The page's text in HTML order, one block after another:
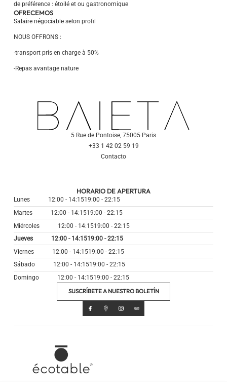
de préférence : étoilé et ou gastronomique
OFRECEMOS
Salaire négociable selon profil
NOUS OFFRONS :
-transport pris en charge à 50%
-Repas avantage nature
5 Rue de Pontoise, 75005 Paris
+33 1 42 02 59 19
Contacto
HORARIO DE APERTURA
Lunes 12:00 - 14:1519:00 - 22:15
Martes
12:00 - 14:1519:00 - 22:15
Miércoles
12:00 - 14:1519:00 - 22:15
Jueves
12:00 - 14:1519:00 - 22:15
Viernes
12:00 - 14:1519:00 - 22:15
Sábado
12:00 - 14:1519:00 - 22:15
Domingo
12:00 - 14:1519:00 - 22:15
SUSCRÍBETE A NUESTRO BOLETÍN